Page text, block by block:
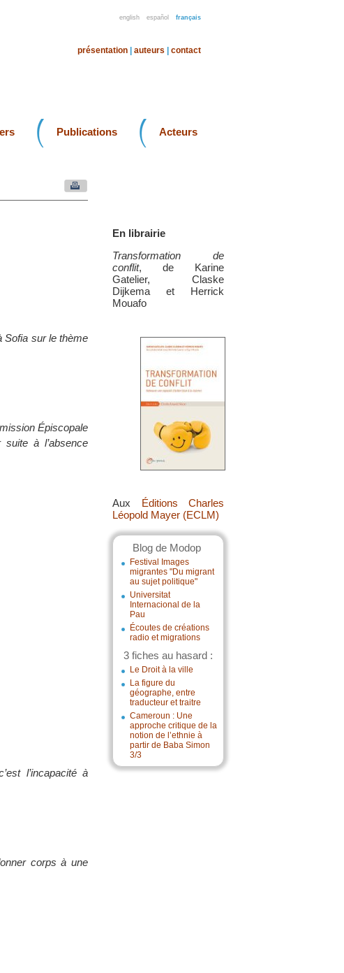
english español français
présentation auteurs contact
Publications Acteurs
En librairie
Transformation de
conflit, de Karine
Gatelier, Claske
Dijkema et Herrick
Mouafo
Aux Éditions Charles
Léopold Mayer (ECLM)
Blog de Modop
Festival Images
migrantes "Du migrant
au sujet politique"
Universitat
Internacional de la
Pau
Écoutes de créations
radio et migrations
3 fiches au hasard :
Le Droit à la ville
La figure du
géographe, entre
traducteur et traitre
Cameroun : Une
approche critique de la
notion de l’ethnie à
partir de Baba Simon
3/3
Sofia sur le thème
Épiscopale
suite à l’absence
l’incapacité à
corps à une